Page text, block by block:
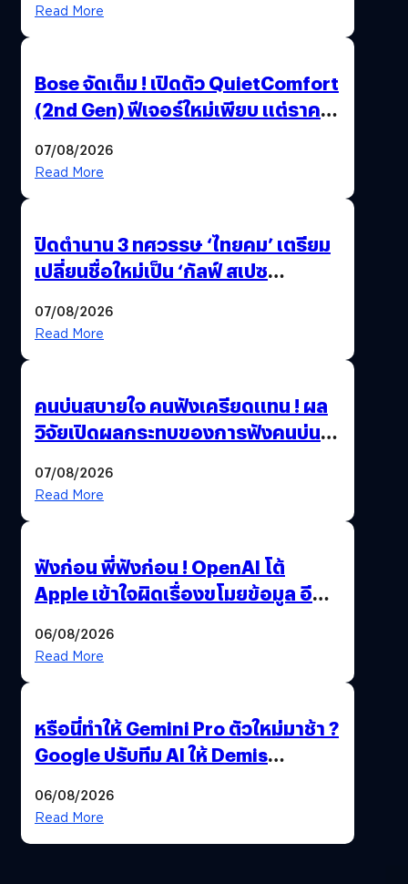
Read More
Bose จัดเต็ม ! เปิดตัว QuietComfort
(2nd Gen) ฟีเจอร์ใหม่เพียบ แต่ราคา
07/08/2026
Read More
ปิดตำนาน 3 ทศวรรษ ‘ไทยคม’ เตรียม
เปลี่ยนชื่อใหม่เป็น ‘กัลฟ์ สเปซ
07/08/2026
Read More
คนบ่นสบายใจ คนฟังเครียดแทน ! ผล
วิจัยเปิดผลกระทบของการฟังคนบ่น
07/08/2026
Read More
ฟังก่อน พี่ฟังก่อน ! OpenAI โต้
Apple เข้าใจผิดเรื่องขโมยข้อมูล อีก
06/08/2026
Read More
หรือนี่ทำให้ Gemini Pro ตัวใหม่มาช้า ?
Google ปรับทีม AI ให้ Demis
06/08/2026
Read More